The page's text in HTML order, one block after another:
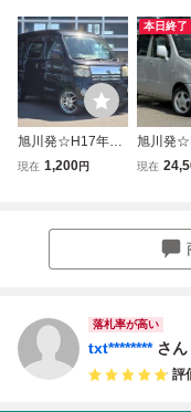
旭川発☆H17年！
ダイハツ アトレ
現在 1,200円
本日終了
旭川発
スズキ
ロ台！
ター！
現在
落札率が高い
txt******** さん
評